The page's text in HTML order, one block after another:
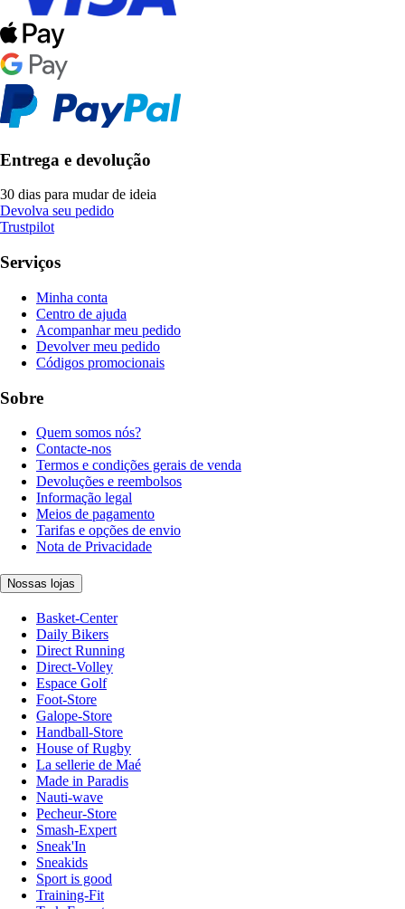
Entrega e devolução
30 dias para mudar de ideia
Devolva seu pedido
Trustpilot
Serviços
Minha conta
Centro de ajuda
Acompanhar meu pedido
Devolver meu pedido
Códigos promocionais
Sobre
Quem somos nós?
Contacte-nos
Termos e condições gerais de venda
Devoluções e reembolsos
Informação legal
Meios de pagamento
Tarifas e opções de envio
Nota de Privacidade
Nossas lojas
Basket-Center
Daily Bikers
Direct Running
Direct-Volley
Espace Golf
Foot-Store
Galope-Store
Handball-Store
House of Rugby
La sellerie de Maé
Made in Paradis
Nauti-wave
Pecheur-Store
Smash-Expert
Sneak'In
Sneakids
Sport is good
Training-Fit